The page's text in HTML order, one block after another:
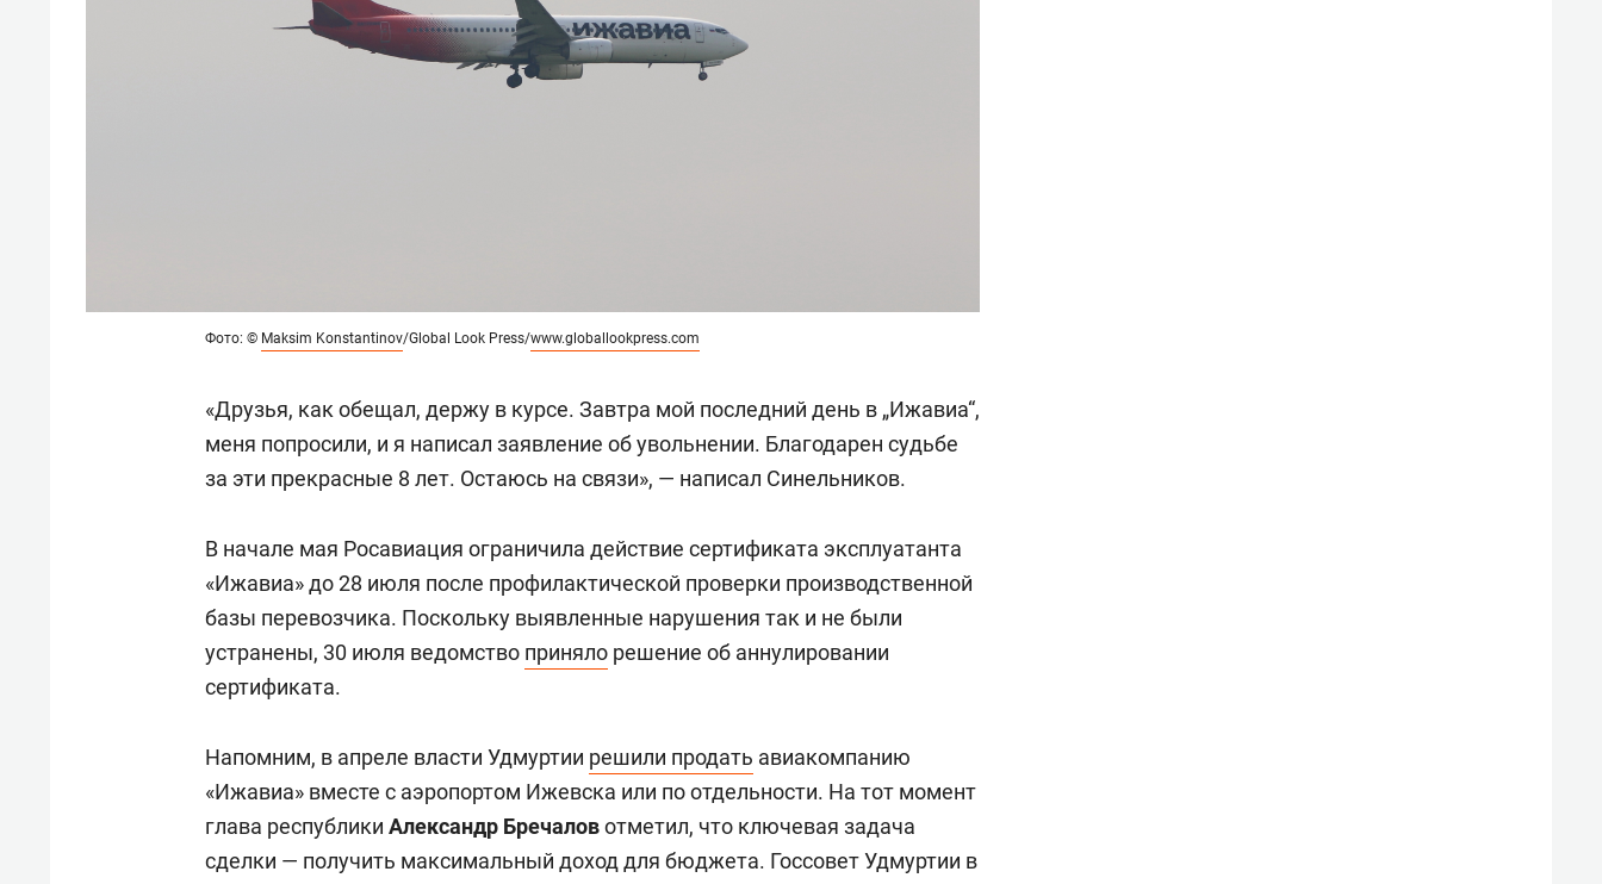
Фото: © Maksim Konstantinov/Global Look Press/www.globallookpress.com
«Друзья, как обещал, держу в курсе. Завтра мой последний день в „Ижавиа“,
меня попросили, и я написал заявление об увольнении. Благодарен судьбе
за эти прекрасные 8 лет. Остаюсь на связи», — написал Синельников.
В начале мая Росавиация ограничила действие сертификата эксплуатанта
«Ижавиа» до 28 июля после профилактической проверки производственной
базы перевозчика. Поскольку выявленные нарушения так и не были
устранены, 30 июля ведомство приняло решение об аннулировании
сертификата.
Напомним, в апреле власти Удмуртии решили продать авиакомпанию
«Ижавиа» вместе с аэропортом Ижевска или по отдельности. На тот момент
глава республики Александр Бречаловотметил, что ключевая задача
сделки — получить максимальный доход для бюджета. Госсовет Удмуртии в